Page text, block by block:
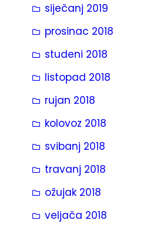
siječanj 2019
prosinac 2018
studeni 2018
listopad 2018
rujan 2018
kolovoz 2018
svibanj 2018
travanj 2018
ožujak 2018
veljača 2018